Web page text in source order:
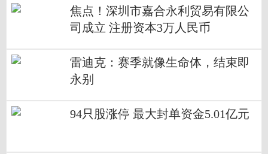
焦点！深圳市嘉合永利贸易有限公
司成立 注册资本3万人民币
雷迪克：赛季就像生命体，结束即
永别
94只股涨停 最大封单资金5.01亿元